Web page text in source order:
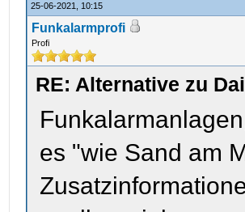
25-06-2021, 10:15
Funkalarmprofi
Profi
RE: Alternative zu
es "wie Sand am